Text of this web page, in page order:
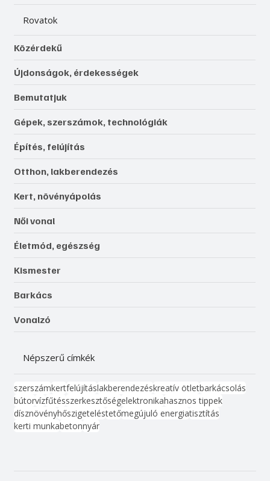
Rovatok
Közérdekű
Újdonságok, érdekességek
Bemutatjuk
Gépek, szerszámok, technológiák
Építés, felújítás
Otthon, lakberendezés
Kert, növényápolás
Női vonal
Életmód, egészség
Kismester
Barkács
Vonalzó
Népszerű címkék
szerszámkertfelújításlakberendezéskreatív ötletbarkácsolás
bútorvízfűtésszerkesztőségelektronikahasznos tippek
dísznövényhőszigeteléstetőmegújuló energiatisztítás
kerti munkabetonnyár